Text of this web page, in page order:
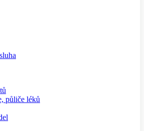
půliče léků